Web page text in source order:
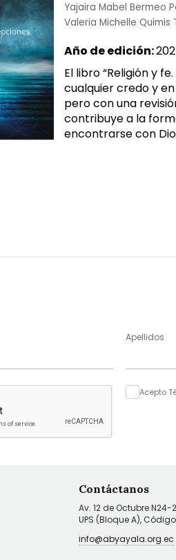
Yajaira Mabel Bermeo
Valeria Michelle Quimis
Año de edición:
El libro “Religión y
cualquier credo y
pero con una
contribuye a la
encontrarse con
Apellidos
Acepto
Contáctanos
Av. 12 de Octubre N24-
UPS (Bloque A),
info@abyayala.org.ec